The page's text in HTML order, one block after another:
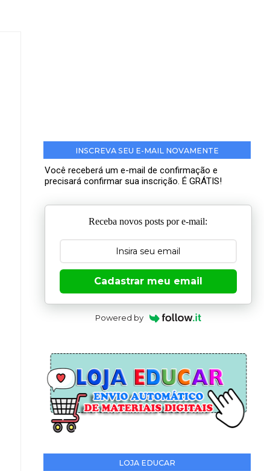
INSCREVA SEU E-MAIL NOVAMENTE
Você receberá um e-mail de confirmação e
precisará confirmar sua inscrição. É GRÁTIS!
Receba novos posts por e-mail:
Cadastrar meu email
Powered by
LOJA EDUCAR